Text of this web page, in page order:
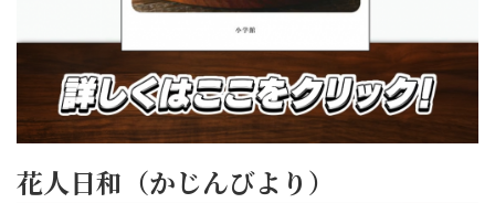
花人日和（かじんびより）